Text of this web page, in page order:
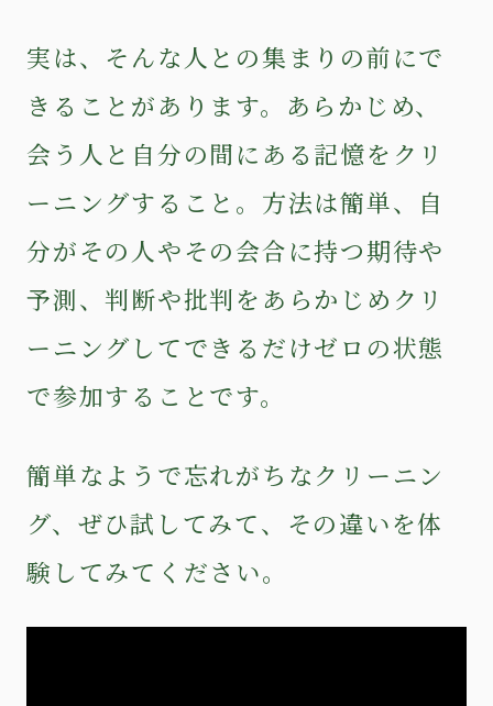
実は、そんな人との集まりの前にで
きることがあります。あらかじめ、
会う人と自分の間にある記憶をクリ
ーニングすること。方法は簡単、自
分がその人やその会合に持つ期待や
予測、判断や批判をあらかじめクリ
ーニングしてできるだけゼロの状態
で参加することです。
簡単なようで忘れがちなクリーニン
グ、ぜひ試してみて、その違いを体
験してみてください。